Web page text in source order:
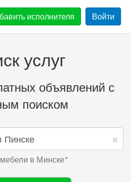
исполнителя Войти
услуг
объявлений с
поиском
×
в Минске"